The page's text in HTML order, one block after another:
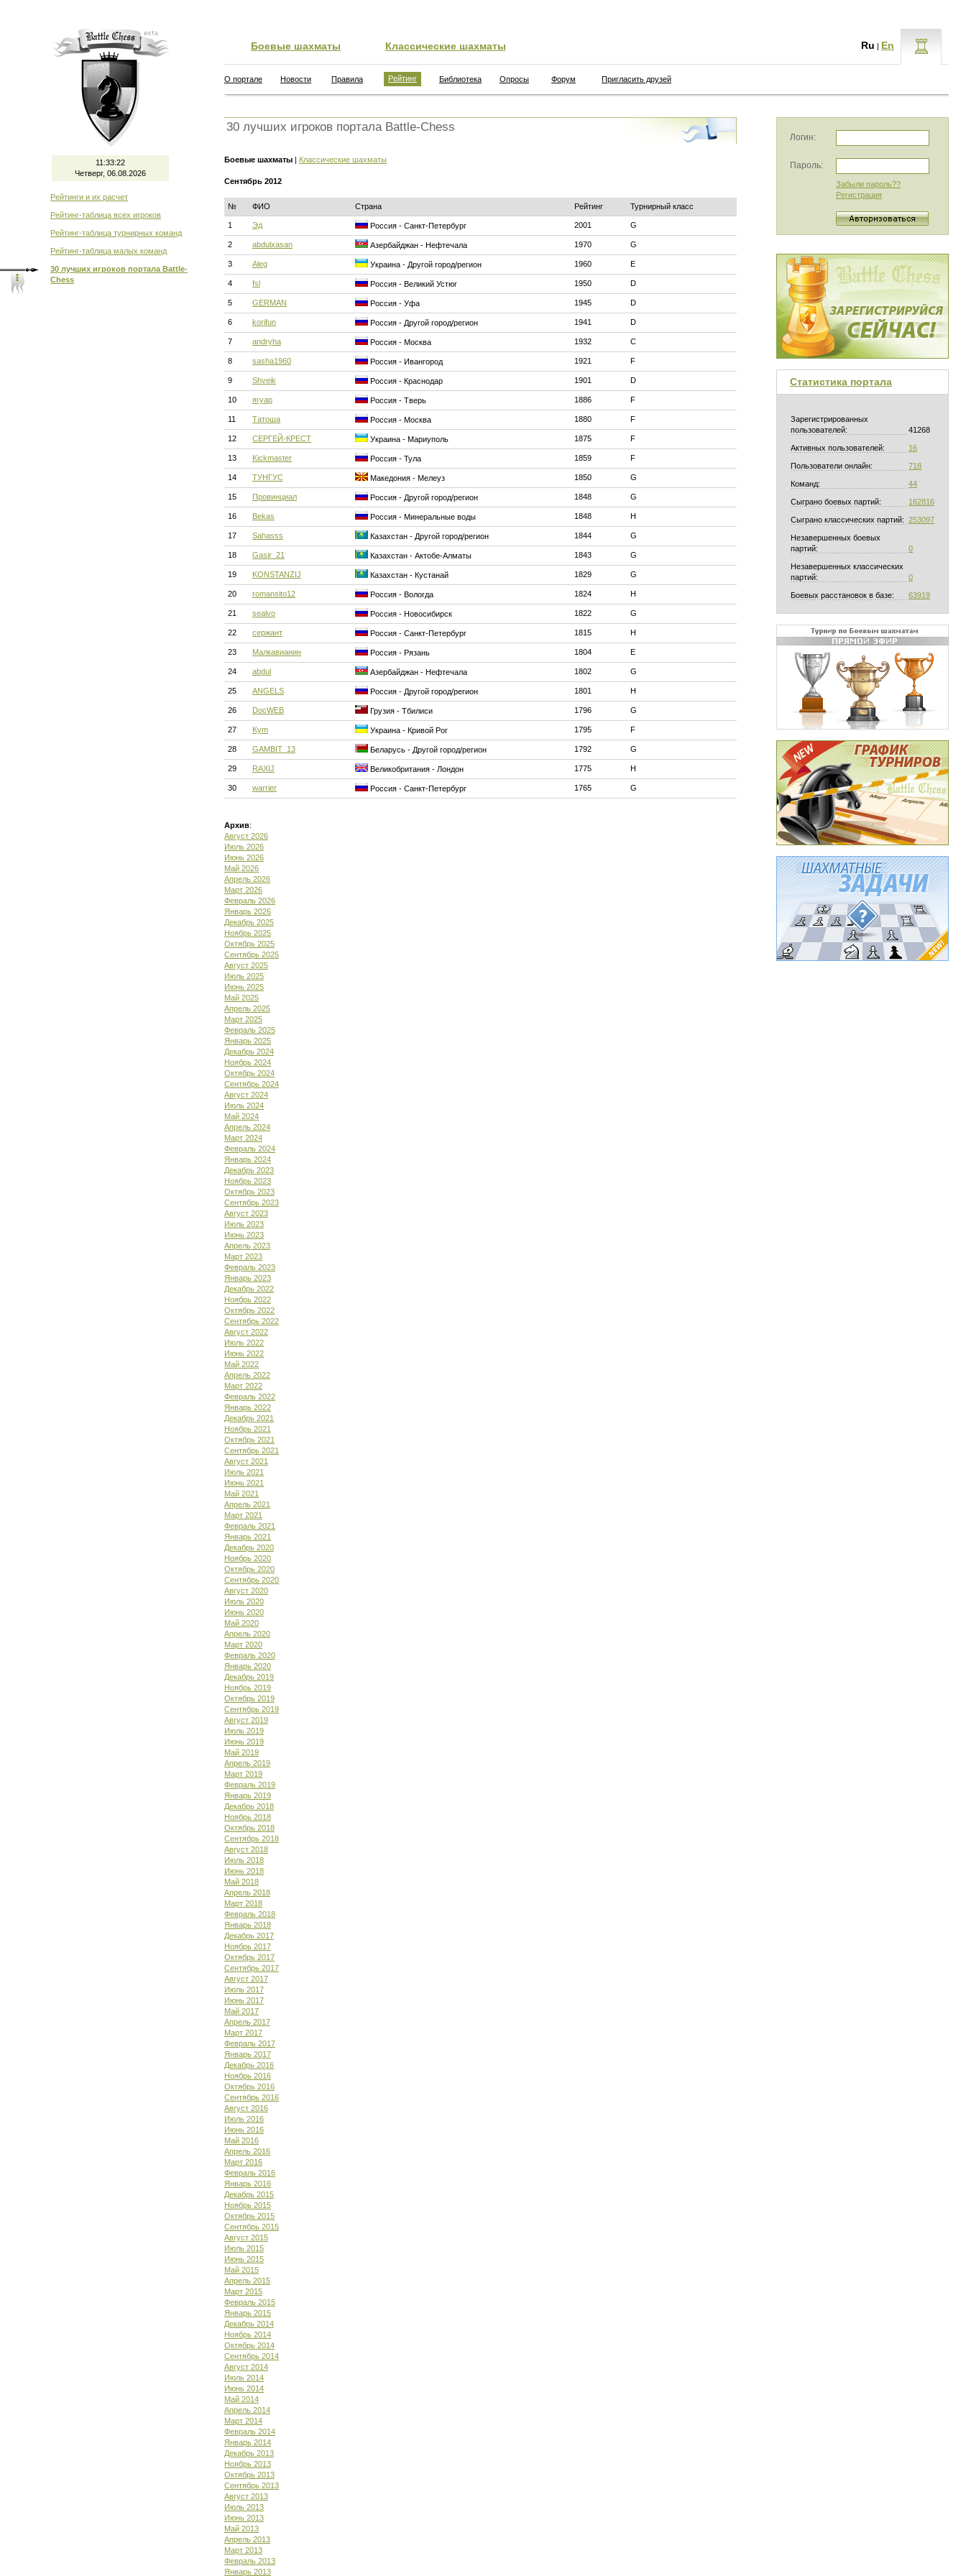
11:33:23
Четверг, 06.08.2026
Рейтинги и их расчет
Рейтинг-таблица всех игроков
Рейтинг-таблица турнирных команд
Рейтинг-таблица малых команд
30 лучших игроков портала Battle-
Chess
Боевые шахматы Классические шахматы Ru | En
О портале Новости Правила Рейтинг Библиотека Опросы Форум Пригласить друзей
30 лучших игроков портала Battle-Chess
Боевые шахматы | Классические шахматы
Сентябрь 2012
№ ФИО Страна Рейтинг Турнирный класс
1 Эд Россия - Санкт-Петербург 2001 G
2 abdulxasan Азербайджан - Нефтечала 1970 G
3 Aleg Украина - Другой город/регион 1960 E
4 fsl Россия - Великий Устюг 1950 D
5 GERMAN Россия - Уфа 1945 D
6 korifun Россия - Другой город/регион 1941 D
7 andryha Россия - Москва 1932 C
8 sasha1960 Россия - Ивангород 1921 F
9 Shveik Россия - Краснодар 1901 D
10 ягуар Россия - Тверь 1886 F
11 Татоша Россия - Москва 1880 F
12 СЕРГЕЙ-КРЕСТ Украина - Мариуполь 1875 F
13 Kickmaster Россия - Тула 1859 F
14 ТУНГУС Македония - Мелеуз 1850 G
15 Провинциал Россия - Другой город/регион 1848 G
16 Bekas Россия - Минеральные воды 1848 H
17 Sahasss Казахстан - Другой город/регион 1844 G
18 Gasir_21 Казахстан - Актобе-Алматы 1843 G
19 KONSTANZIJ Казахстан - Кустанай 1829 G
20 romansito12 Россия - Вологда 1824 H
21 sealvo Россия - Новосибирск 1822 G
22 сержант Россия - Санкт-Петербург 1815 H
23 Малкавианин Россия - Рязань 1804 E
24 abdul Азербайджан - Нефтечала 1802 G
25 ANGELS Россия - Другой город/регион 1801 H
26 DocWEB Грузия - Тбилиси 1796 G
27 Kym Украина - Кривой Рог 1795 F
28 GAMBIT_13 Беларусь - Другой город/регион 1792 G
29 RAXIJ Великобритания - Лондон 1775 H
30 warrier Россия - Санкт-Петербург 1765 G
Архив:
Август 2026
Июль 2026
Июнь 2026
Май 2026
Апрель 2026
Март 2026
Февраль 2026
Январь 2026
Декабрь 2025
Ноябрь 2025
Октябрь 2025
Сентябрь 2025
Август 2025
Июль 2025
Июнь 2025
Май 2025
Апрель 2025
Март 2025
Февраль 2025
Январь 2025
Декабрь 2024
Ноябрь 2024
Октябрь 2024
Сентябрь 2024
Август 2024
Июль 2024
Май 2024
Апрель 2024
Март 2024
Февраль 2024
Январь 2024
Декабрь 2023
Ноябрь 2023
Октябрь 2023
Сентябрь 2023
Август 2023
Июль 2023
Июнь 2023
Апрель 2023
Март 2023
Февраль 2023
Январь 2023
Декабрь 2022
Ноябрь 2022
Октябрь 2022
Сентябрь 2022
Август 2022
Июль 2022
Июнь 2022
Май 2022
Апрель 2022
Март 2022
Февраль 2022
Январь 2022
Декабрь 2021
Ноябрь 2021
Октябрь 2021
Сентябрь 2021
Август 2021
Июль 2021
Июнь 2021
Май 2021
Апрель 2021
Март 2021
Февраль 2021
Январь 2021
Декабрь 2020
Ноябрь 2020
Октябрь 2020
Сентябрь 2020
Август 2020
Июль 2020
Июнь 2020
Май 2020
Апрель 2020
Март 2020
Февраль 2020
Январь 2020
Декабрь 2019
Ноябрь 2019
Октябрь 2019
Сентябрь 2019
Август 2019
Июль 2019
Июнь 2019
Май 2019
Апрель 2019
Март 2019
Февраль 2019
Январь 2019
Декабрь 2018
Ноябрь 2018
Октябрь 2018
Сентябрь 2018
Август 2018
Июль 2018
Июнь 2018
Май 2018
Апрель 2018
Март 2018
Февраль 2018
Январь 2018
Декабрь 2017
Ноябрь 2017
Октябрь 2017
Сентябрь 2017
Август 2017
Июль 2017
Июнь 2017
Май 2017
Апрель 2017
Март 2017
Февраль 2017
Январь 2017
Декабрь 2016
Ноябрь 2016
Октябрь 2016
Сентябрь 2016
Август 2016
Июль 2016
Июнь 2016
Май 2016
Апрель 2016
Март 2016
Февраль 2016
Январь 2016
Декабрь 2015
Ноябрь 2015
Октябрь 2015
Сентябрь 2015
Август 2015
Июль 2015
Июнь 2015
Май 2015
Апрель 2015
Март 2015
Февраль 2015
Январь 2015
Декабрь 2014
Ноябрь 2014
Октябрь 2014
Сентябрь 2014
Август 2014
Июль 2014
Июнь 2014
Май 2014
Апрель 2014
Март 2014
Февраль 2014
Январь 2014
Декабрь 2013
Ноябрь 2013
Октябрь 2013
Сентябрь 2013
Август 2013
Июль 2013
Июнь 2013
Май 2013
Апрель 2013
Март 2013
Февраль 2013
Январь 2013
Логин:
Пароль:
Забыли пароль??
Регистрация
Статистика портала
Зарегистрированных
пользователей:
41268
Активных пользователей: 16
Пользователи онлайн: 718
Команд: 44
Сыграно боевых партий: 162816
Сыграно классических партий: 253097
Незавершенных боевых
партий:
0
Незавершенных классических
партий:
0
Боевых расстановок в базе: 63919